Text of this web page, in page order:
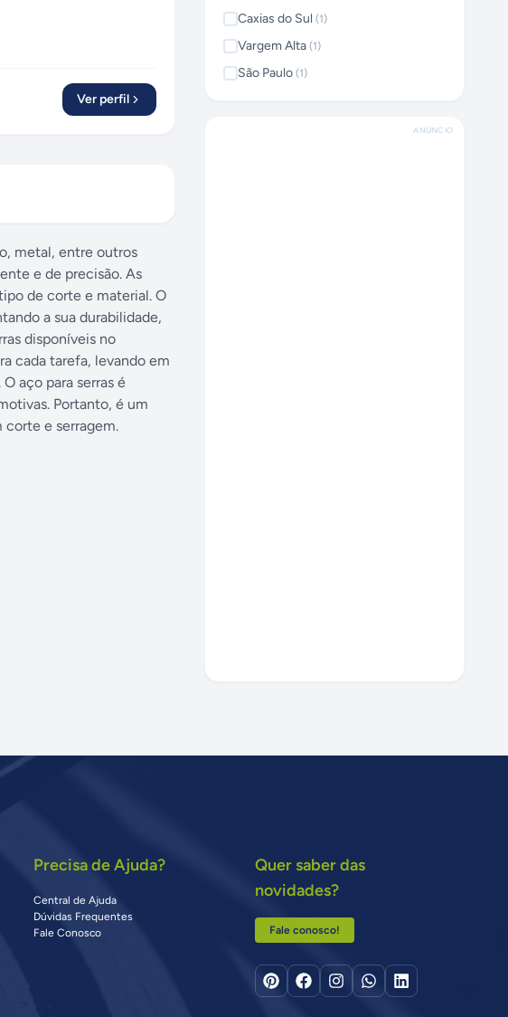
Ver perfil
metal, entre outros
e de precisão. As
de corte e material. O
a sua durabilidade,
disponíveis no
cada tarefa, levando em
aço para serras é
Portanto, é um
corte e serragem.
Caxias do Sul (1)
Vargem Alta (1)
São Paulo (1)
ANÚNCIO
Precisa de Ajuda?
Central de Ajuda
Dúvidas Frequentes
Fale Conosco
Quer saber das
novidades?
Fale conosco!